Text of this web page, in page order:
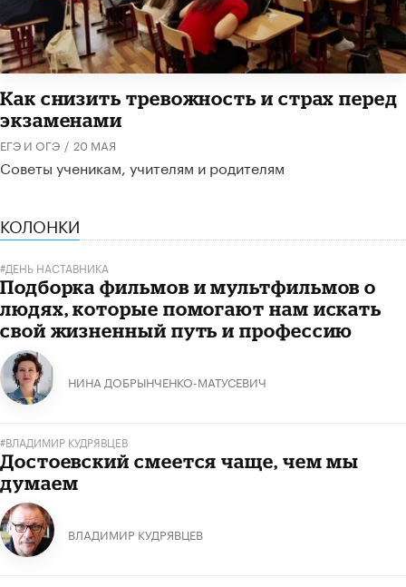
​Как снизить тревожность и страх перед
экзаменами
ЕГЭ И ОГЭ / 20 МАЯ
Советы ученикам, учителям и родителям
КОЛОНКИ
#ДЕНЬ НАСТАВНИКА
Подборка фильмов и мультфильмов о
людях, которые помогают нам искать
свой жизненный путь и профессию
НИНА ДОБРЫНЧЕНКО-МАТУСЕВИЧ
#ВЛАДИМИР КУДРЯВЦЕВ
Достоевский смеется чаще, чем мы
думаем
ВЛАДИМИР КУДРЯВЦЕВ